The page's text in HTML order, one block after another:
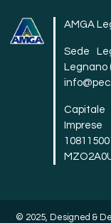
AMGA
Sede
Legnano
Capitale
© 2025, Designed &